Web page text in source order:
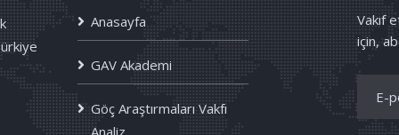
Anasayfa
GAV Akademi
Göç Araştırmaları Vakfı
Analiz
Vakıf
için,